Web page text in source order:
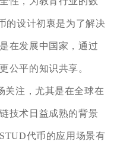
的设计初衷是为了解决
在发展中国家，通过
公平的知识共享。
关注，尤其是在全球在
技术日益成熟的背景
代币的应用场景有